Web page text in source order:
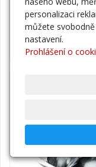
personalizaci
můžete
nastavení.
Prohlášení o